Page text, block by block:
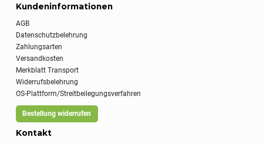
Kundeninformationen
AGB
Datenschutzbelehrung
Zahlungsarten
Versandkosten
Merkblatt Transport
Widerrufsbelehrung
OS-Plattform/Streitbeilegungsverfahren
Bestellung widerrufen
Kontakt